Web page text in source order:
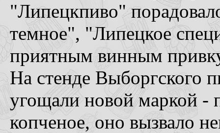
"Липецкпиво"
темное", "Липецкое
приятным винным
На стенде Выборгского
угощали новой маркой -
копченое, оно вызвало